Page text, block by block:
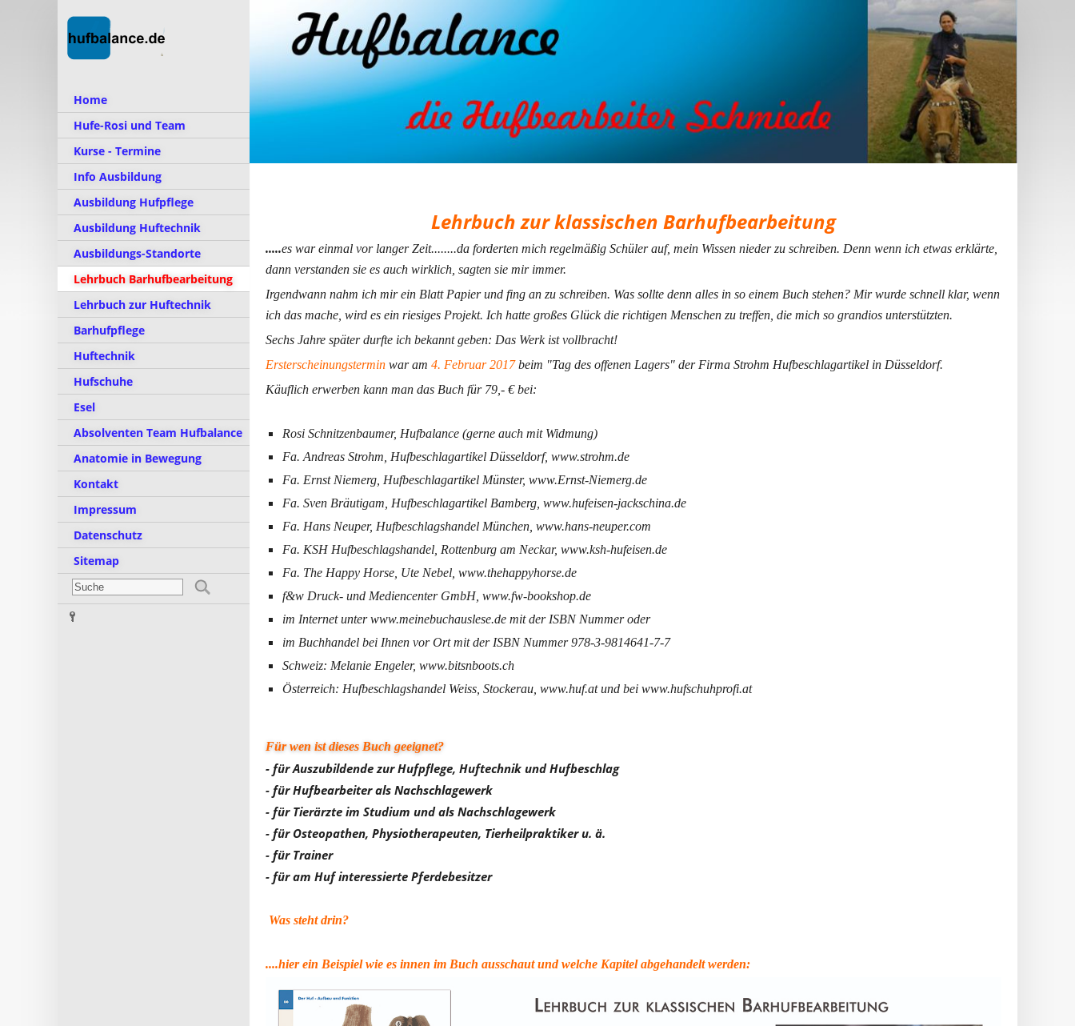
Home
Hufe-Rosi und Team
Kurse - Termine
Info Ausbildung
Ausbildung Hufpflege
Ausbildung Huftechnik
Ausbildungs-Standorte
Lehrbuch Barhufbearbeitung
Lehrbuch zur Huftechnik
Barhufpflege
Huftechnik
Hufschuhe
Esel
Absolventen Team Hufbalance
Anatomie in Bewegung
Kontakt
Impressum
Datenschutz
Sitemap
Lehrbuch zur klassischen Barhufbearbeitung
.....es war einmal vor langer Zeit........da forderten mich regelmäßig Schüler auf, mein Wissen nieder zu schreiben. Denn wenn ich etwas erklärte,
dann verstanden sie es auch wirklich, sagten sie mir immer.
Irgendwann nahm ich mir ein Blatt Papier und fing an zu schreiben. Was sollte denn alles in so einem Buch stehen? Mir wurde schnell klar, wenn
ich das mache, wird es ein riesiges Projekt. Ich hatte großes Glück die richtigen Menschen zu treffen, die mich so grandios unterstützten.
Sechs Jahre später durfte ich bekannt geben: Das Werk ist vollbracht!
Ersterscheinungstermin war am 4. Februar 2017 beim "Tag des offenen Lagers" der Firma Strohm Hufbeschlagartikel in Düsseldorf.
Käuflich erwerben kann man das Buch für 79,- € bei:
Rosi Schnitzenbaumer, Hufbalance (gerne auch mit Widmung)
Fa. Andreas Strohm, Hufbeschlagartikel Düsseldorf, www.strohm.de
Fa. Ernst Niemerg, Hufbeschlagartikel Münster, www.Ernst-Niemerg.de
Fa. Sven Bräutigam, Hufbeschlagartikel Bamberg, www.hufeisen-jackschina.de
Fa. Hans Neuper, Hufbeschlagshandel München, www.hans-neuper.com
Fa. KSH Hufbeschlagshandel, Rottenburg am Neckar, www.ksh-hufeisen.de
Fa. The Happy Horse, Ute Nebel, www.thehappyhorse.de
f&w Druck- und Mediencenter GmbH, www.fw-bookshop.de
im Internet unter www.meinebuchauslese.de mit der ISBN Nummer oder
im Buchhandel bei Ihnen vor Ort mit der ISBN Nummer 978-3-9814641-7-7
Schweiz: Melanie Engeler, www.bitsnboots.ch
Österreich: Hufbeschlagshandel Weiss, Stockerau, www.huf.at und bei www.hufschuhprofi.at
Für wen ist dieses Buch geeignet?
- für Auszubildende zur Hufpflege, Huftechnik und Hufbeschlag
- für Hufbearbeiter als Nachschlagewerk
- für Tierärzte im Studium und als Nachschlagewerk
- für Osteopathen, Physiotherapeuten, Tierheilpraktiker u. ä.
- für Trainer
- für am Huf interessierte Pferdebesitzer
Was steht drin?
....hier ein Beispiel wie es innen im Buch ausschaut und welche Kapitel abgehandelt werden: